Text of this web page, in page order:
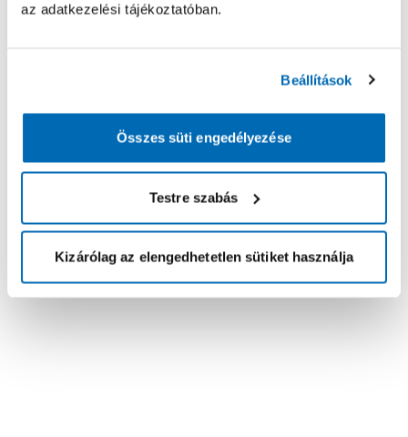
az adatkezelési tájékoztatóban.
Beállítások
Összes süti engedélyezése
Testre szabás
Kizárólag az elengedhetetlen sütiket használja